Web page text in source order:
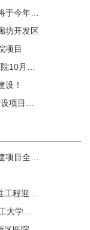
年竣工
坊开发区
项目
“健康车谷”
设！
｜广州篇
施工倒计时
方落地
加速成型